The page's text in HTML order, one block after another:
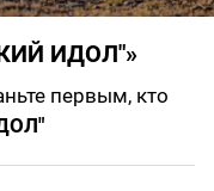
ИДОЛ"»
первым, кто